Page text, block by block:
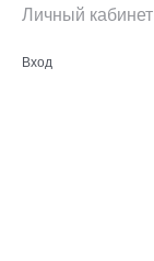
Личный кабинет
Вход